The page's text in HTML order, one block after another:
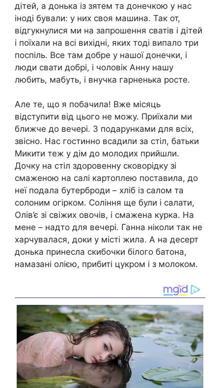
дітей, а донька із зятем та донечкою у нас
іноді бували: у них своя машина. Так от,
відгукнулися ми на запрошення сватів і дітей
і поїхали на всі вихідні, яких тоді випало три
поспіль. Все там добре у нашої донечки, і
люди свати добрі, і чоловік Анну нашу
любить, мабуть, і внучка гарненька росте.
Але те, що я побачила! Вже місяць
відступити від цього не можу. Приїхали ми
ближче до вечері. З подарунками для всіх,
звісно. Нас гостинно всадили за стіл, батьки
Микити теж у дім до молодих прийшли.
Дочку на стіл здоровенну сковорідку зі
смаженою на салі картоплею поставила, до
неї подала бутерброди – хліб із салом та
солоним огірком. Соління ще були і салати,
Олів’є зі свіжих овочів, і смажена курка. На
мене – надто для вечері. Ганна ніколи так не
харчувалася, доки у місті жила. А на десерт
донька принесла скибочки білого батона,
намазані олією, прибиті цукром і з молоком.